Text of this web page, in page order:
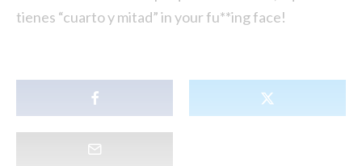
tienes “cuarto y mitad” in your fu**ing face!